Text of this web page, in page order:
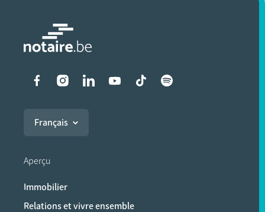
Liens vers les réseaux
Français
Aperçu
Immobilier
Relations et vivre ensemble